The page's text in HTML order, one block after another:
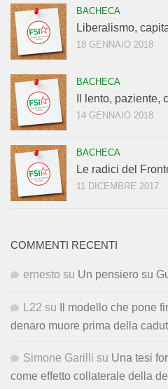
BACHECA
Liberalismo,
18 GENNAIO 2018
BACHECA
Il lento, paziente,
14 GENNAIO 2018
BACHECA
Le radici del
11 DICEMBRE 2017
COMMENTI RECENTI
ernesto su Un pensiero su
L22 su
Il modello che pone
denaro muore prima della
Simone Garilli su Una tesi
come effetto collaterale della